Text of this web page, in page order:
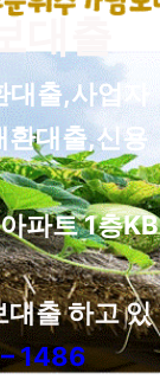
출
출,사업자
환대출,신용
파트 1층KB
출 하고 있
1486